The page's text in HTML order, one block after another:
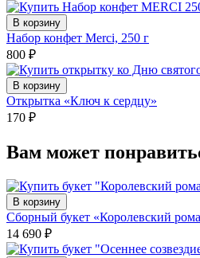
В корзину
Набор конфет Merci, 250 г
800 ₽
В корзину
Открытка «Ключ к сердцу»
170 ₽
Вам может
В корзину
Сборный букет «Королевский
14 690 ₽